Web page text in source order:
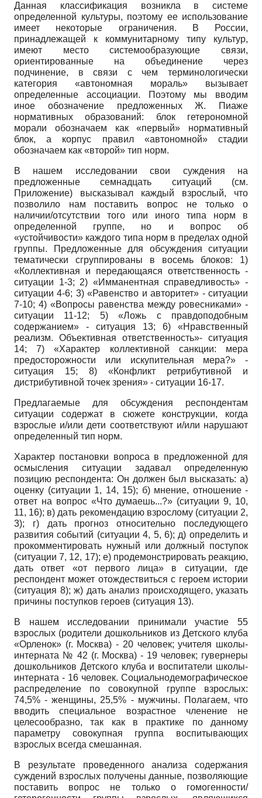
Данная классификация возникла в системе
определенной культуры, поэтому ее использование
имеет некоторые ограничения. В России,
принадлежащей к коммунитарно­му типу культур,
имеют место системообразующие связи,
ориентированные на объединение через
подчинение, в связи с чем тер­минологически
категория «автономная мораль» вызывает
определенные ассоциации. Поэтому мы вводим
иное обозначение предложенных Ж. Пиаже
нормативных образований: блок гетерономной
морали обозначаем как «первый» нормативный
блок, а корпус правил «автономной» стадии
обозначаем как «второй» тип норм.
В нашем исследовании свои суждения на
предложенные семнадцать ситуаций (см.
Приложение) высказывал каждый взрослый, что
позволило нам поставить вопрос не только о
наличии/отсутствии того или иного типа норм в
определенной группе, но и вопрос об
«устойчивости» каждого типа норм в пределах одной
группы. Предложенные для обсуждения ситуации
тематически сгруппированы в восемь блоков: 1)
«Коллективная и передающаяся ответственность -
ситуации 1-3; 2) «Имманентная справедливость» -
ситуации 4-6; 3) «Равенство и авторитет» - ситуации
7-10; 4) «Вопросы равенства между ровесниками» -
ситуации 11-12; 5) «Ложь с правдоподобным
содержанием» - ситуация 13; 6) «Нравственный
реализм. Объективная ответственность»- ситуация
14; 7) «Характер коллективной санкции: мера
предосторожности или искупительная мера?» -
ситуация 15; 8) «Конфликт ретрибутивной и
дистрибутивной точек зрения» - ситуации 16-17.
Предлагаемые для обсуждения респондентам
ситуации содержат в сюжете конструкции, когда
взрослые и/или дети соответствуют и/или нарушают
определенный тип норм.
Характер постановки вопроса в предложенной для
осмысления ситуации задавал определенную
позицию респондента: Он должен был высказать: а)
оценку (ситуации 1, 14, 15); б) мнение, отношение -
ответ на вопрос «Что думаешь...?» (ситуации 9, 10,
11, 16); в) дать рекомендацию взрослому (ситуации 2,
3); г) дать прогноз относительно последующего
развития событий (ситуации 4, 5, 6); д) определить и
прокомментировать нужный или должный поступок
(ситуации 7, 12, 17); е) продемонстрировать реакцию,
дать ответ «от первого лица» в ситуации, где
респондент может отождествиться с героем истории
(ситуация 8); ж) дать анализ происходящего, указать
причины поступков героев (ситуация 13).
В нашем исследовании принимали участие 55
взрослых (родители дошкольников из Детского клуба
«Орленок» (г. Москва) - 20 человек; учителя школы-
интерната № 42 (г. Москва) - 19 человек; гувернеры
дошкольников Детского клуба и воспитатели школы-
интерната - 16 человек. Социально­демографическое
распределение по совокупной группе взрослых:
74,5% - женщины, 25,5% - мужчины. Полагаем, что
вводить специальное возрастное членение не
целесообразно, так как в практике по данному
параметру совокупная группа воспитывающих
взрослых всегда смешанная.
В результате проведенного анализа содержания
суждений взрослых получены данные, позволяющие
поставить вопрос не только о гомогенности/